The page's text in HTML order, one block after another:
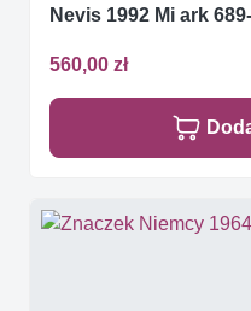
Nevis 1992 Mi ark
560,00 zł